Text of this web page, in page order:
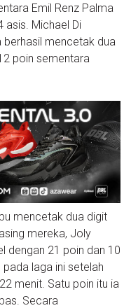
Emil Renz Palma
asis. Michael Di
berhasil mencetak dua
poin sementara
mencetak dua digit
mereka, Joly
dengan 21 poin dan 10
laga ini setelah
menit. Satu poin itu ia
Secara